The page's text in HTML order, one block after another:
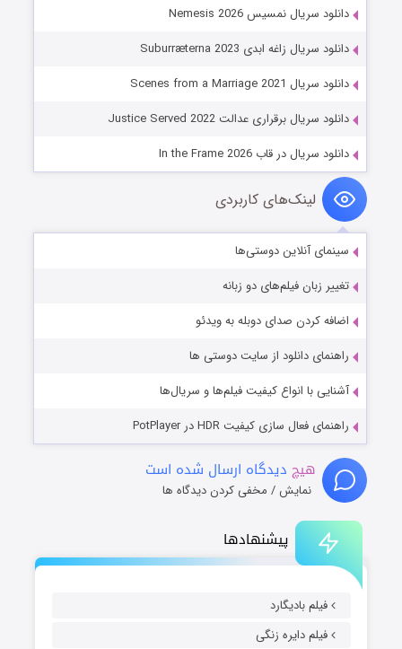
پیشنهادها
فیلم بادیگارد
فیلم دایره زنگی
دانلود سریال نمسیس Nemesis 2026
دانلود سریال زاغه ابدی Suburræterna 2023
دانلود سریال Scenes from a Marriage 2021
دانلود سریال برقراری عدالت Justice Served 2022
دانلود سریال در قاب In the Frame 2026
لینک‌های کاربردی
سینمای آنلاین دوستی‌ها
تغییر زبان فیلم‌های دو زبانه
اضافه کردن صدای دوبله به ویدئو
راهنمای دانلود از سایت دوستی ها
آشنایی با انواع کیفیت فیلم‌ها و سریال‌ها
راهنمای فعال سازی کیفیت HDR در PotPlayer
هیچ دیدگاه ارسال شده است
نمایش / مخفی کردن دیدگاه ها